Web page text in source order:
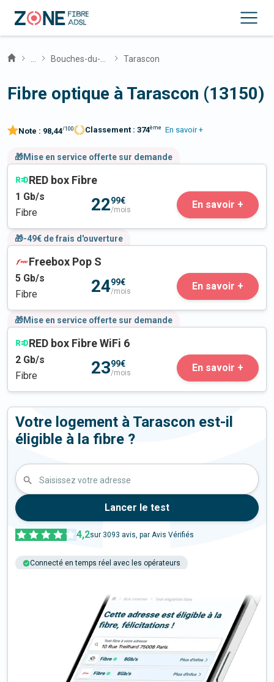
Tarascon
Fibre optique à Tarascon (13150)
Note : 98,44/100 Classement : 374ème En savoir +
🎁Mise en service offerte sur demande
RED box Fibre
1 Gb/s
Fibre
2299€
/mois En savoir +
🎁-49€ de frais d'ouverture
Freebox Pop S
5 Gb/s
Fibre
2499€
/mois En savoir +
🎁Mise en service offerte sur demande
RED box Fibre WiFi 6
2 Gb/s
Fibre
2399€
/mois En savoir +
Votre logement à Tarascon est-il
éligible à la fibre ?
Saisissez votre adresse
Lancer le test
4,2sur 3093 avis, par Avis Vérifiés
Connecté en temps réel avec les opérateurs